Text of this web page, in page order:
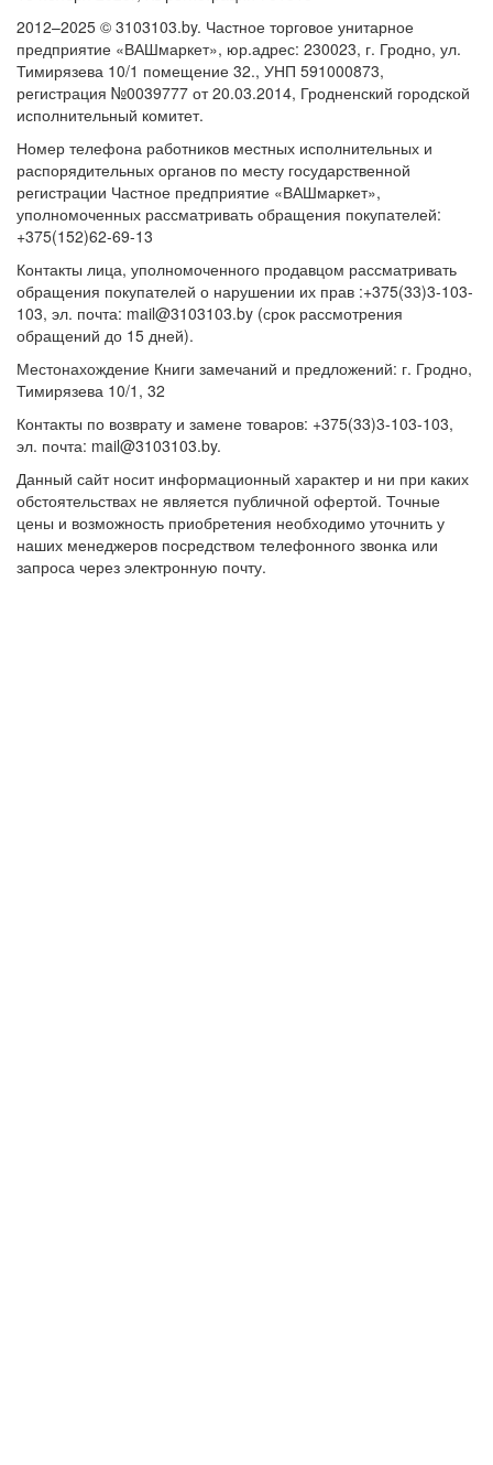
2012–2025 © 3103103.by. Частное торговое унитарное
предприятие «ВАШмаркет», юр.адрес: 230023, г. Гродно, ул.
Тимирязева 10/1 помещение 32., УНП 591000873,
регистрация №0039777 от 20.03.2014, Гродненский городской
исполнительный комитет.
Номер телефона работников местных исполнительных и
распорядительных органов по месту государственной
регистрации Частное предприятие «ВАШмаркет»,
уполномоченных рассматривать обращения покупателей:
+375(152)62-69-13
Контакты лица, уполномоченного продавцом рассматривать
обращения покупателей о нарушении их прав :+375(33)3-103-
103, эл. почта: mail@3103103.by (срок рассмотрения
обращений до 15 дней).
Местонахождение Книги замечаний и предложений: г. Гродно,
Тимирязева 10/1, 32
Контакты по возврату и замене товаров: +375(33)3-103-103,
эл. почта: mail@3103103.by.
Данный сайт носит информационный характер и ни при каких
обстоятельствах не является публичной офертой. Точные
цены и возможность приобретения необходимо уточнить у
наших менеджеров посредством телефонного звонка или
запроса через электронную почту.